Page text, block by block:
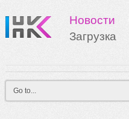
Новости
Загрузка